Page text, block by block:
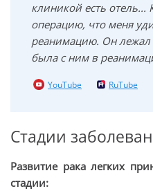
клиникой есть отель...
операцию, что меня
реанимацию. Он
была с ним в
YouTube RuTube
Стадии
Развитие рака легких
стадии: